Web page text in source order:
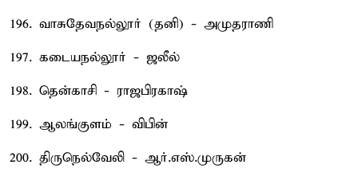
196. வாசுதேவநல்லூர் (தனி) - அமுதராணி
197. கடையநல்லூர் - ஜலீல்
198. தென்காசி - ராஜபிரகாஷ்
199. ஆலங்குளம் - விபின்
200. திருநெல்வேலி - ஆர்.எஸ்.முருகன்